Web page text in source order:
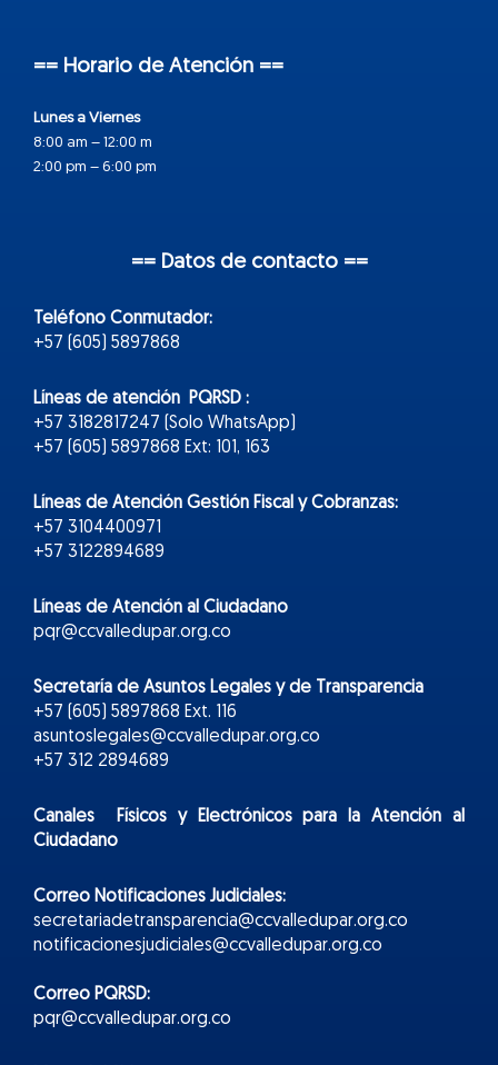
== Horario de Atención ==
Lunes a Viernes
8:00 am – 12:00 m
2:00 pm – 6:00 pm
== Datos de contacto ==
Teléfono Conmutador:
+57 (605) 5897868
Líneas de atención PQRSD :
+57 3182817247 (Solo WhatsApp)
+57 (605) 5897868 Ext: 101, 163
Líneas de Atención Gestión Fiscal y Cobranzas:
+57 3104400971
+57 3122894689
Líneas de Atención al Ciudadano
pqr@ccvalledupar.org.co
Secretaría de Asuntos Legales y de Transparencia
+57 (605) 5897868 Ext. 116
asuntoslegales@ccvalledupar.org.co
+57 312 2894689
Canales Físicos yElectrónicospara la Atención al
Ciudadano
Correo Notificaciones Judiciales:
secretariadetransparencia@ccvalledupar.org.co
notificacionesjudiciales@ccvalledupar.org.co
Correo PQRSD:
pqr@ccvalledupar.org.co